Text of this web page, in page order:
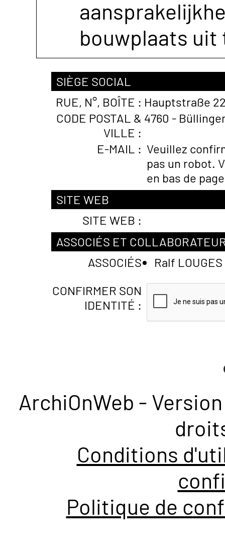
bouwplaats uit
SIÈGE SOCIAL
RUE, N°, BOÎTE : Hauptstraße
CODE POSTAL &
VILLE :
4760 -
E-MAIL : Veuillez
pas un robot.
en bas de
SITE WEB
SITE WEB :
ASSOCIÉS ET
ASSOCIÉS
Ralf LOUGES
CONFIRMER SON
IDENTITÉ :
ArchiOnWeb -
Conditions
Politique de